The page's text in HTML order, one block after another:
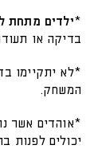
*ילדים מתחת לגיל 12 ושלושה
בדיקה או
*לא יתקיימו
המשחק.
*אוהדים אשר